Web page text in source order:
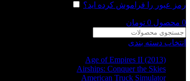
رمز عبور را فراموش کرده اید؟
0 محصول 0 تومان
انتخاب دسته بندی
Age of Empires II (2013)
Airships: Conquer the Skies
American Truck Simulator